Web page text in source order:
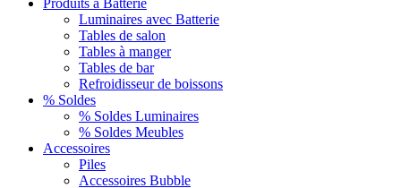
Produits à Batterie
Luminaires avec Batterie
Tables de salon
Tables à manger
Tables de bar
Refroidisseur de boissons
% Soldes
% Soldes Luminaires
% Soldes Meubles
Accessoires
Piles
Accessoires Bubble